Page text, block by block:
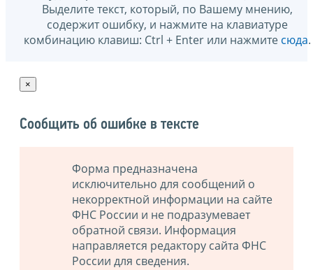
Выделите текст, который, по Вашему мнению,
содержит ошибку, и нажмите на клавиатуре
комбинацию клавиш: Ctrl + Enter или нажмите сюда.
×
Сообщить об ошибке в тексте
Форма предназначена
исключительно для сообщений о
некорректной информации на сайте
ФНС России и не подразумевает
обратной связи. Информация
направляется редактору сайта ФНС
России для сведения.